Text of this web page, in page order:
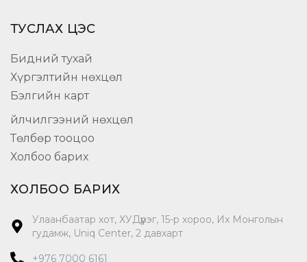
ТУСЛАХ ЦЭС
Бидний тухай
Хүргэлтийн нөхцөл
Бэлгийн карт
Үйлчилгээний нөхцөл
Төлбөр тооцоо
Холбоо барих
ХОЛБОО БАРИХ
Улаанбаатар хот, ХУДүүрэг, 15-р хороо, Их Монголын
гудамж, Uniq Center, 2 давхарт
+976 7000 6161